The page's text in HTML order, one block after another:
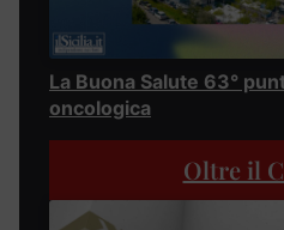
La Buona Salute 63°
oncologica
Oltre il